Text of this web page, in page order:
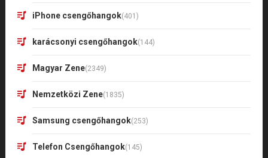
iPhone csengőhangok(401)
karácsonyi csengőhangok(144)
Magyar Zene(2349)
Nemzetközi Zene(1835)
Samsung csengőhangok(253)
Telefon Csengőhangok(145)